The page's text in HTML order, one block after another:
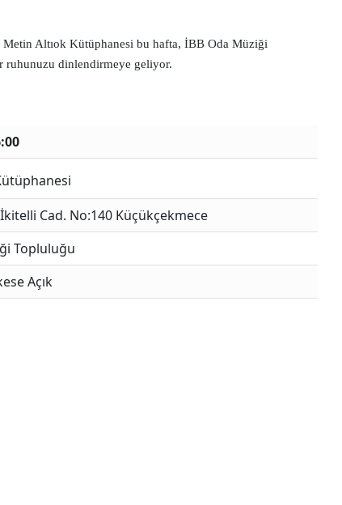
Altıok Kütüphanesi bu hafta, İBB Oda Müziği
ruhunuzu dinlendirmeye geliyor.
Cad. No:140 Küçükçekmece
Topluluğu
Açık